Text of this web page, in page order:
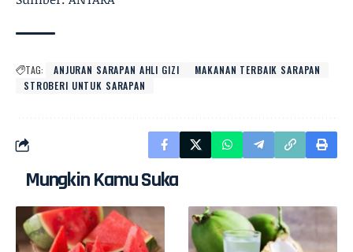
TAG: ANJURAN SARAPAN AHLI GIZI
MAKANAN TERBAIK SARAPAN
STROBERI UNTUK SARAPAN
Mungkin Kamu Suka